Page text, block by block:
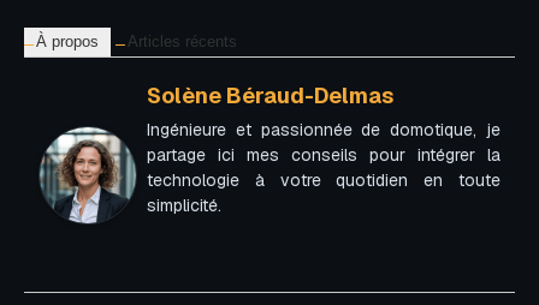
À propos Articles récents
Solène Béraud-Delmas
Ingénieure et passionnée de domotique, je
partage ici mes conseils pour intégrer la
technologie à votre quotidien en toute
simplicité.